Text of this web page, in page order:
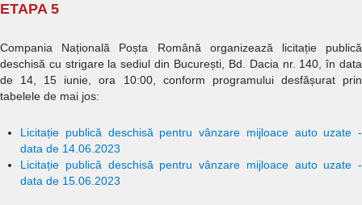
ETAPA 5
Compania Națională Poșta Română organizează licitație publică
deschisă cu strigare la sediul din București, Bd. Dacia nr. 140, în data
de 14, 15 iunie, ora 10:00, conform programului desfășurat prin
tabelele de mai jos:
L icitație publică deschisă pentru vânzare mijloace auto uzate -
data de 14.06.2023
L icitație publică deschisă pentru vânzare mijloace auto uzate -
data de 15.06.2023